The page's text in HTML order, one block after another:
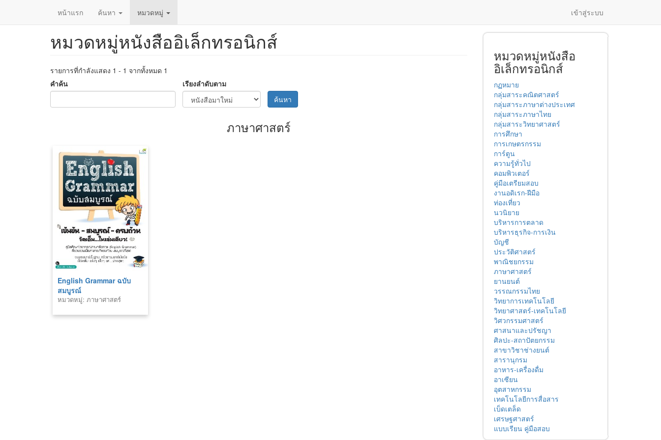
หน้าแรก ค้นหา หมวดหมู่ เข้าสู่ระบบ
หมวดหมู่หนังสืออิเล็กทรอนิกส์
รายการที่กำลังแสดง 1 - 1 จากทั้งหมด 1
คำค้น
เรียงลำดับตาม
ค้นหา
ภาษาศาสตร์
English Grammar ฉบับ
สมบูรณ์
หมวดหมู่: ภาษาศาสตร์
หมวดหมู่หนังสือ
อิเล็กทรอนิกส์
กฏหมาย
กลุ่มสาระคณิตศาสตร์
กลุ่มสาระภาษาต่างประเทศ
กลุ่มสาระภาษาไทย
กลุ่มสาระวิทยาศาสตร์
การศึกษา
การเกษตรกรรม
การ์ตูน
ความรู้ทั่วไป
คอมพิวเตอร์
คู่มือเตรียมสอบ
งานอดิเรก-ฝีมือ
ท่องเที่ยว
นวนิยาย
บริหารการตลาด
บริหารธุรกิจ-การเงิน
บัญชี
ประวัติศาสตร์
พาณิชยกรรม
ภาษาศาสตร์
ยานยนต์
วรรณกรรมไทย
วิทยาการเทคโนโลยี
วิทยาศาสตร์-เทคโนโลยี
วิศวกรรมศาสตร์
ศาสนาและปรัชญา
ศิลปะ-สถาปัตยกรรม
สาขาวิชาช่างยนต์
สารานุกรม
อาหาร-เครื่องดื่ม
อาเซียน
อุตสาหกรรม
เทคโนโลยีการสื่อสาร
เบ็ดเตล็ด
เศรษฐศาสตร์
แบบเรียน คู่มือสอบ